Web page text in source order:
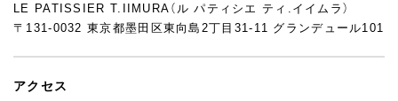
LE PATISSIER T.IIMURA（ル パティシエ ティ.イイムラ）
〒131-0032 東京都墨田区東向島2丁目31-11 グランデュール101
アクセス